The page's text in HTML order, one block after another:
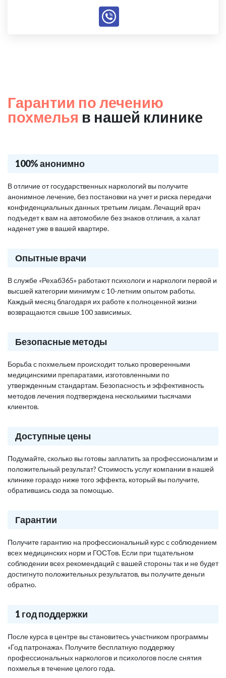
Гарантии по лечению
похмелья в нашей клинике
100% анонимно
В отличие от государственных наркологий вы получите
анонимное лечение, без постановки на учет и риска передачи
конфиденциальных данных третьим лицам. Лечащий врач
подъедет к вам на автомобиле без знаков отличия, а халат
наденет уже в вашей квартире.
Опытные врачи
В службе «Рехаб365» работают психологи и наркологи первой и
высшей категории минимум с 10-летним опытом работы.
Каждый месяц благодаря их работе к полноценной жизни
возвращаются свыше 100 зависимых.
Безопасные методы
Борьба с похмельем происходит только проверенными
медицинскими препаратами, изготовленными по
утвержденным стандартам. Безопасность и эффективность
методов лечения подтверждена несколькими тысячами
клиентов.
Доступные цены
Подумайте, сколько вы готовы заплатить за профессионализм и
положительный результат? Стоимость услуг компании в нашей
клинике гораздо ниже того эффекта, который вы получите,
обратившись сюда за помощью.
Гарантии
Получите гарантию на профессиональный курс с соблюдением
всех медицинских норм и ГОСТов. Если при тщательном
соблюдении всех рекомендаций с вашей стороны так и не будет
достигнуто положительных результатов, вы получите деньги
обратно.
1 год поддержки
После курса в центре вы становитесь участником программы
«Год патронажа». Получите бесплатную поддержку
профессиональных наркологов и психологов после снятия
похмелья в течение целого года.